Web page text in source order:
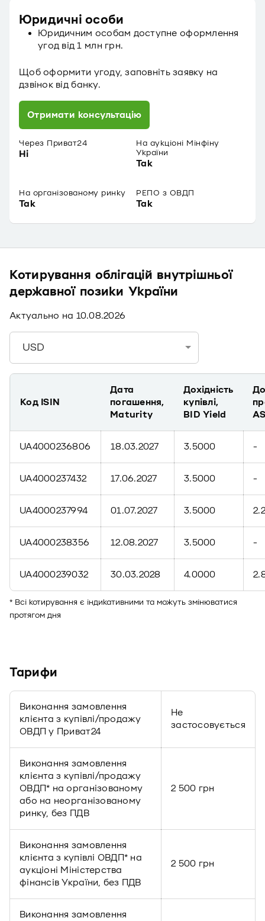
Юридичні особи
Юридичним особам доступне оформлення
угод від 1 млн грн.
Щоб оформити угоду, заповніть заявку на
дзвінок від банку.
Отримати консультацію
Через Приват24
Ні
На аукціоні Мінфіну
України
Так
На організованому ринку
Так
РЕПО з ОВДП
Так
Котирування облігацій внутрішньої
державної позики України
Актуально на 10.08.2026
USD
Код ISIN
Дата
погашення,
Maturity
Дохідність
купівлі,
BID Yield
UA4000236806 18.03.2027 3.5000 -
UA4000237432 17.06.2027 3.5000 -
UA4000237994 01.07.2027 3.5000
UA4000238356 12.08.2027 3.5000 -
UA4000239032 30.03.2028 4.0000
* Всі котирування є індикативними та можуть змінюватися
протягом дня
Тарифи
Виконання замовлення
клієнта з купівлі/продажу
ОВДП у Приват24
Не
застосовується
Виконання замовлення
клієнта з купівлі/продажу
ОВДП* на організованому
або на неорганізованому
ринку, без ПДВ
2 500 грн
Виконання замовлення
клієнта з купівлі ОВДП* на
аукціоні Міністерства
фінансів України, без ПДВ
2 500 грн
Виконання замовлення